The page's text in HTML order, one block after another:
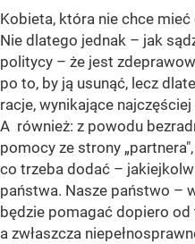
Kobieta, która nie chce mieć
Nie dlatego jednak – jak
politycy – że jest
po to, by ją usunąć, lecz
racje, wynikające
A również: z powodu
pomocy ze strony
co trzeba dodać –
państwa. Nasze państwo –
będzie pomagać dopiero
a zwłaszcza